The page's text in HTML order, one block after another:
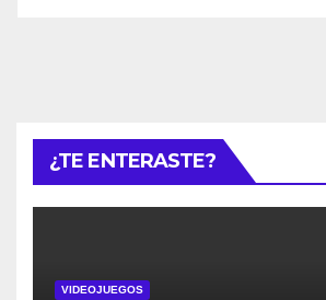
¿TE ENTERASTE?
VIDEOJUEGOS